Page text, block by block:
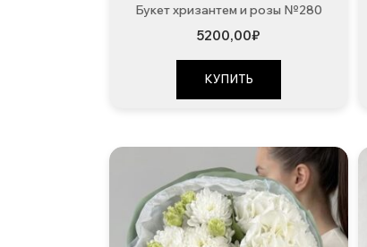
Букет хризантем и розы №280
5200,00₽
КУПИТЬ